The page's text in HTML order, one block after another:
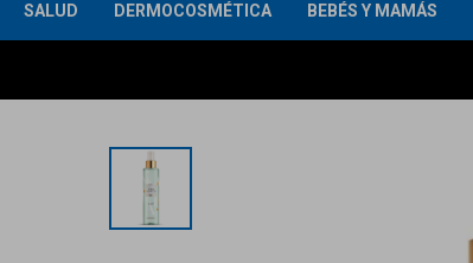
SALUD DERMOCOSMÉTICA BEBÉS Y MAMÁS